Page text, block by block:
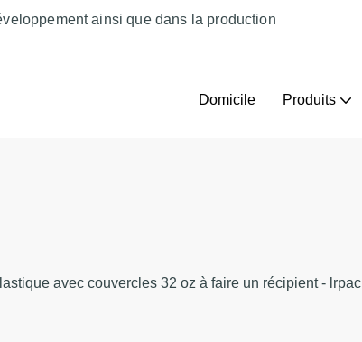
ainsi que dans la production
Domicile Produits
avec couvercles 32 oz à faire un récipient -